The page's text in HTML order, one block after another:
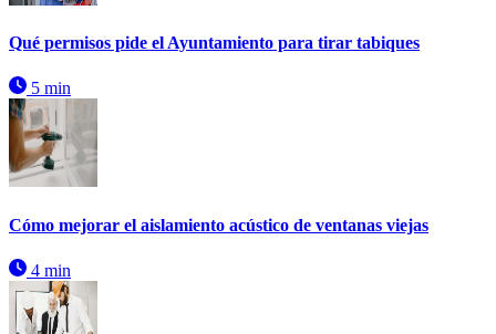
Qué permisos pide el Ayuntamiento para tirar tabiques
5 min
Cómo mejorar el aislamiento acústico de ventanas viejas
4 min